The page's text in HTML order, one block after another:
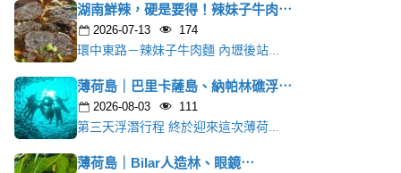
湖南鮮辣，硬是要得！辣妹子牛肉⋯
2026-07-13 174
環中東路－辣妹子牛肉麵 內壢後站...
薄荷島｜巴里卡薩島、納帕林礁浮⋯
2026-08-03 111
第三天浮潛行程 終於迎來這次薄荷...
薄荷島｜Bilar人造林、眼鏡⋯